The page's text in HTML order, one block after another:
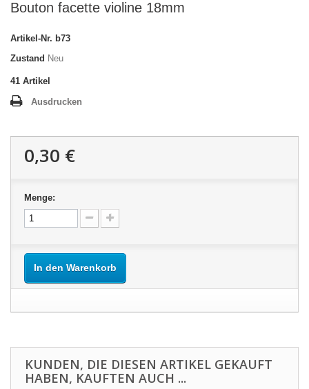
Bouton facette violine 18mm
Artikel-Nr. b73
Zustand Neu
41 Artikel
Ausdrucken
0,30 €
Menge:
In den Warenkorb
KUNDEN, DIE DIESEN ARTIKEL GEKAUFT
HABEN, KAUFTEN AUCH ...